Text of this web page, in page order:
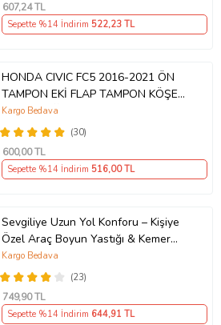
607,24 TL
Sepette %14 İndirim 522,23 TL
HONDA CIVIC FC5 2016-2021 ÖN
TAMPON EKİ FLAP TAMPON KÖŞESİ
TAKIM SAĞ SOL KAMPANYA ŞOKK
FİYAT OEM
(30)
Kargo Bedava
600,00 TL
Sepette %14 İndirim 516,00 TL
Sevgiliye Uzun Yol Konforu – Kişiye
Özel Araç Boyun Yastığı & Kemer
Pedi Hediye Seti
(23)
Kargo Bedava
749,90 TL
Sepette %14 İndirim 644,91 TL